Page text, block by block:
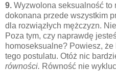
9. Wyzwolona seksualność to
dokonana przede wszystkim
dla rozwiązłych mężczyzn.
Poza tym, czy naprawdę
homoseksualne? Powiesz,
tego postulatu. Otóż nic
równości. Równość nie